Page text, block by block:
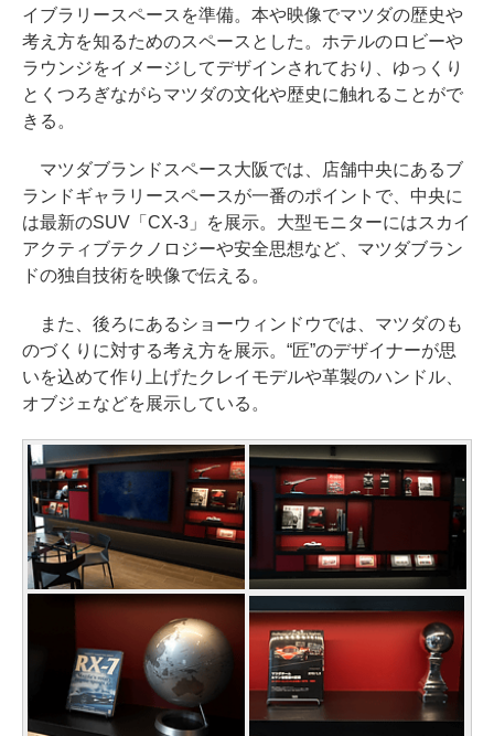
イブラリースペースを準備。本や映像でマツダの歴史や
考え方を知るためのスペースとした。ホテルのロビーや
ラウンジをイメージしてデザインされており、ゆっくり
とくつろぎながらマツダの文化や歴史に触れることがで
きる。
マツダブランドスペース大阪では、店舗中央にあるブ
ランドギャラリースペースが一番のポイントで、中央に
は最新のSUV「CX-3」を展示。大型モニターにはスカイ
アクティブテクノロジーや安全思想など、マツダブラン
ドの独自技術を映像で伝える。
また、後ろにあるショーウィンドウでは、マツダのも
のづくりに対する考え方を展示。“匠”のデザイナーが思
いを込めて作り上げたクレイモデルや革製のハンドル、
オブジェなどを展示している。